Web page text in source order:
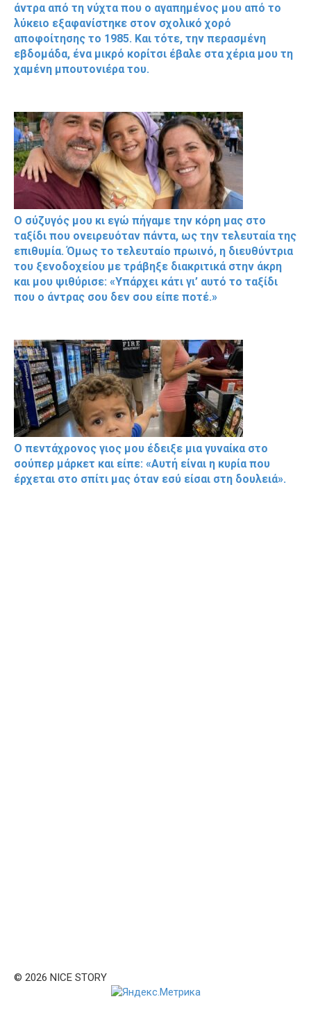
άντρα από τη νύχτα που ο αγαπημένος μου από το
λύκειο εξαφανίστηκε στον σχολικό χορό
αποφοίτησης το 1985. Και τότε, την περασμένη
εβδομάδα, ένα μικρό κορίτσι έβαλε στα χέρια μου τη
χαμένη μπουτονιέρα του.
Ο σύζυγός μου κι εγώ πήγαμε την κόρη μας στο
ταξίδι που ονειρευόταν πάντα, ως την τελευταία της
επιθυμία. Όμως το τελευταίο πρωινό, η διευθύντρια
του ξενοδοχείου με τράβηξε διακριτικά στην άκρη
και μου ψιθύρισε: «Υπάρχει κάτι γι’ αυτό το ταξίδι
που ο άντρας σου δεν σου είπε ποτέ.»
Ο πεντάχρονος γιος μου έδειξε μια γυναίκα στο
σούπερ μάρκετ και είπε: «Αυτή είναι η κυρία που
έρχεται στο σπίτι μας όταν εσύ είσαι στη δουλειά».
© 2026 NICE STORY